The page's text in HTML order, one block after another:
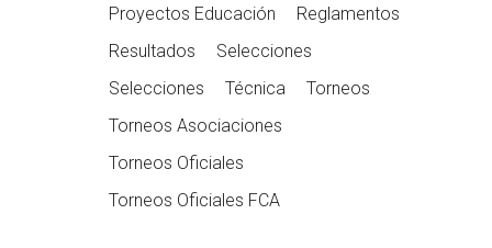
Proyectos Educación
Reglamentos
Resultados
Selecciones
Selecciones
Técnica
Torneos
Torneos Asociaciones
Torneos Oficiales
Torneos Oficiales FCA